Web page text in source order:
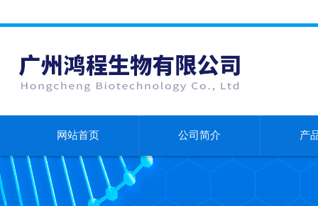
网站首页 公司简介 产